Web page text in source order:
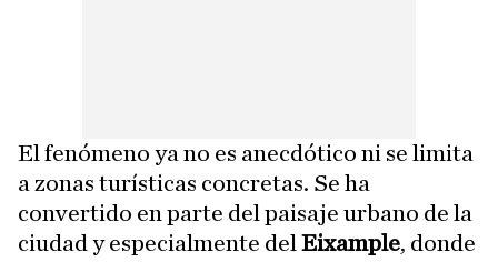
El fenómeno ya no es anecdótico ni se limita
a zonas turísticas concretas. Se ha
convertido en parte del paisaje urbano de la
ciudad y especialmente del Eixample, donde